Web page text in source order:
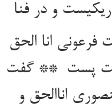
فرعونی انا الحق
پست ** گفت
اناالحق و